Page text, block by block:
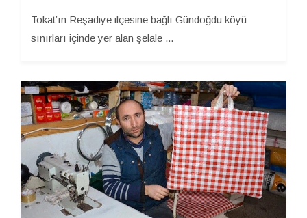
Tokat’ın Reşadiye ilçesine bağlı Gündoğdu köyü
sınırları içinde yer alan şelale ...